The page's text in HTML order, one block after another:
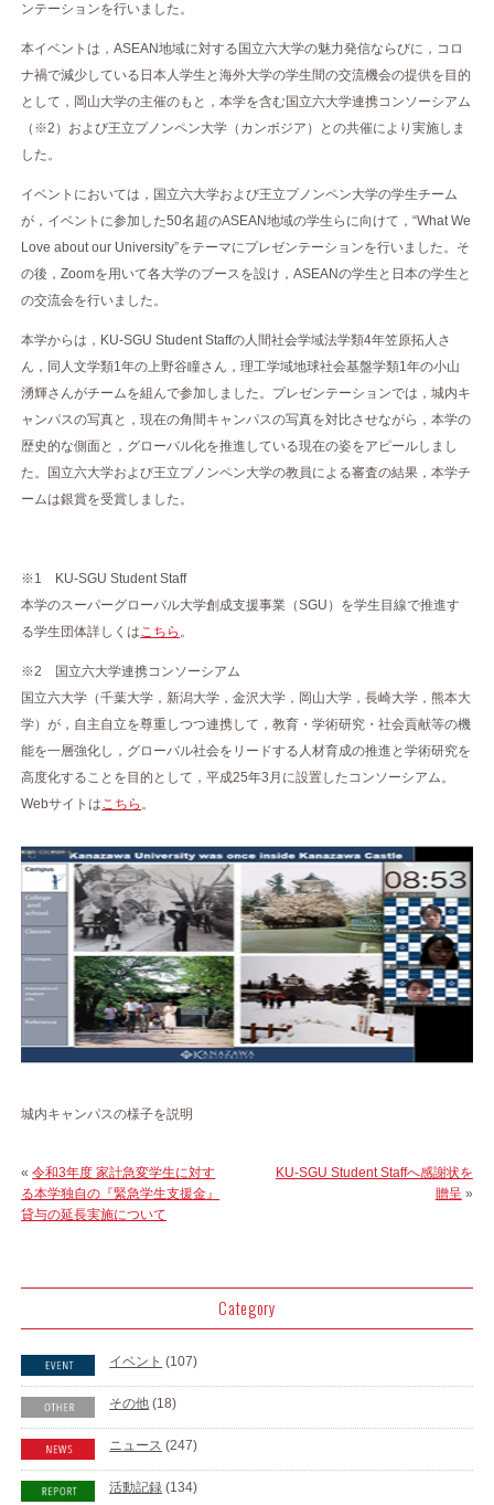
ンテーションを行いました。
本イベントは，ASEAN地域に対する国立六大学の魅力発信ならびに，コロ
ナ禍で減少している日本人学生と海外大学の学生間の交流機会の提供を目的
として，岡山大学の主催のもと，本学を含む国立六大学連携コンソーシアム
（※2）および王立プノンペン大学（カンボジア）との共催により実施しま
した。
イベントにおいては，国立六大学および王立プノンペン大学の学生チーム
が，イベントに参加した50名超のASEAN地域の学生らに向けて，“What We
Love about our University”をテーマにプレゼンテーションを行いました。そ
の後，Zoomを用いて各大学のブースを設け，ASEANの学生と日本の学生と
の交流会を行いました。
本学からは，KU-SGU Student Staffの人間社会学域法学類4年笠原拓人さ
ん，同人文学類1年の上野谷瞳さん，理工学域地球社会基盤学類1年の小山
湧輝さんがチームを組んで参加しました。プレゼンテーションでは，城内キ
ャンパスの写真と，現在の角間キャンパスの写真を対比させながら，本学の
歴史的な側面と，グローバル化を推進している現在の姿をアピールしまし
た。国立六大学および王立プノンペン大学の教員による審査の結果，本学チ
ームは銀賞を受賞しました。
※1 KU-SGU Student Staff
本学のスーパーグローバル大学創成支援事業（SGU）を学生目線で推進す
る学生団体詳しくはこちら 。
※2 国立六大学連携コンソーシアム
国立六大学（千葉大学，新潟大学，金沢大学，岡山大学，長崎大学，熊本大
学）が，自主自立を尊重しつつ連携して，教育・学術研究・社会貢献等の機
能を一層強化し，グローバル社会をリードする人材育成の推進と学術研究を
高度化することを目的として，平成25年3月に設置したコンソーシアム。
Webサイトはこちら 。
城内キャンパスの様子を説明
«令和3年度 家計急変学生に対す
る本学独自の『緊急学生支援金』
貸与の延長実施について
KU-SGU Student Staffへ感謝状を
贈呈 »
Category
イベント (107)
その他 (18)
ニュース (247)
活動記録 (134)